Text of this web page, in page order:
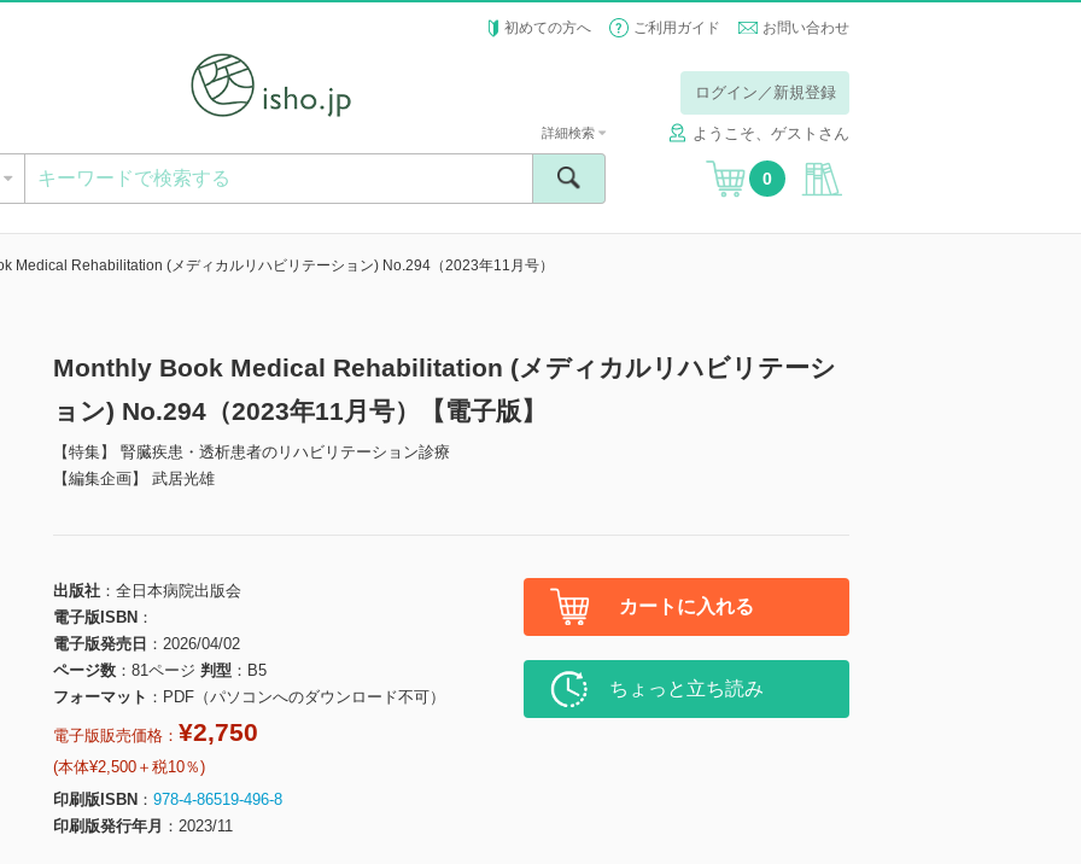
初めての方へ ご利用ガイド お問い合わせ
ログイン／新規登録
ようこそ、ゲストさん
詳細検索
0
Medical Rehabilitation (メディカルリハビリテーション) No.294（2023年11月号）
Monthly Book Medical Rehabilitation (メディカルリハビリテーシ
ョン) No.294（2023年11月号）【電子版】
【特集】 腎臓疾患・透析患者のリハビリテーション診療
【編集企画】 武居光雄
出版社
全日本病院出版会
電子版ISBN
電子版発売日
2026/04/02
ページ数
81ページ 判型
B5
フォーマット
PDF（パソコンへのダウンロード不可）
電子版販売価格： ¥2,750
(本体¥2,500＋税10％)
印刷版ISBN
978-4-86519-496-8
印刷版発行年月
2023/11
カートに入れる
ちょっと立ち読み